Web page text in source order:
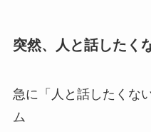
突然、人と話したく
急に「人と話したくな
ム